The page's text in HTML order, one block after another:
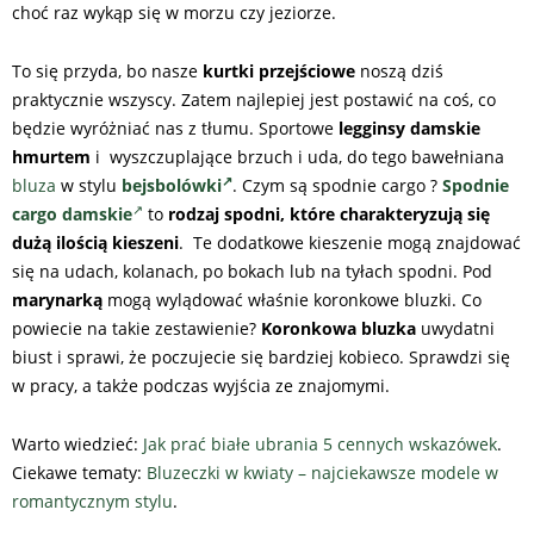
choć raz wykąp się w morzu czy jeziorze.
To się przyda, bo nasze kurtki przejściowe noszą dziś
praktycznie wszyscy. Zatem najlepiej jest postawić na coś, co
będzie wyróżniać nas z tłumu. Sportowe legginsy damskie
hmurtem i wyszczuplające brzuch i uda, do tego bawełniana
bluza w stylu bejsbolówki . Czym są spodnie cargo ? Spodnie
cargo damskie
to rodzaj spodni, które charakteryzują się
dużą ilością kieszeni. Te dodatkowe kieszenie mogą znajdować
się na udach, kolanach, po bokach lub na tyłach spodni. Pod
marynarką mogą wylądować właśnie koronkowe bluzki. Co
powiecie na takie zestawienie? Koronkowa bluzka uwydatni
biust i sprawi, że poczujecie się bardziej kobieco. Sprawdzi się
w pracy, a także podczas wyjścia ze znajomymi.
Warto wiedzieć: Jak prać białe ubrania 5 cennych wskazówek.
Ciekawe tematy: Bluzeczki w kwiaty – najciekawsze modele w
romantycznym stylu.